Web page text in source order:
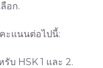
อก.
ะแนนต่อไปนี้:
บ HSK 1 และ 2.